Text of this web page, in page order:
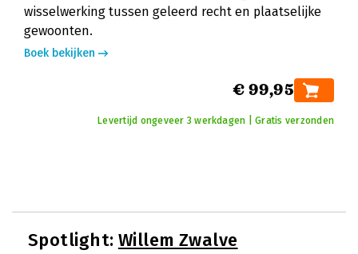
wisselwerking tussen geleerd recht en plaatselijke
gewoonten.
Boek bekijken
€ 99,95
Levertijd ongeveer 3 werkdagen | Gratis verzonden
Spotlight: Willem Zwalve